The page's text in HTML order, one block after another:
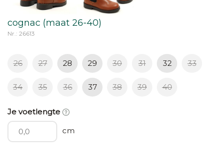
cognac (maat 26-40)
Nr.: 26613
26 27 28 29 30 31 32 33
34 35 36 37 38 39 40
Je voetlengte
cm